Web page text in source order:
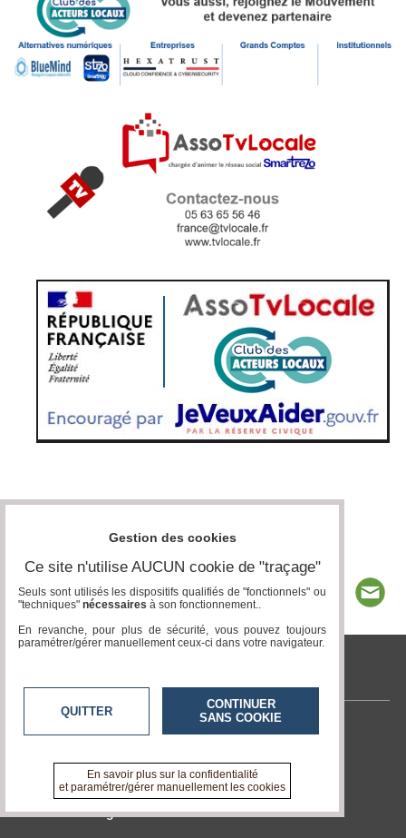
www.acteurs-locaux.fr
Contactez-nous
A propos de www.acteurs-locaux.fr
Devenir délégué
Gestion des cookies
Ce site n'utilise AUCUN cookie de "traçage"
Seuls sont utilisés les dispositifs qualifiés de "fonctionnels" ou
"techniques" nécessaires à son fonctionnement..
En revanche, pour plus de sécurité, vous pouvez toujours
paramétrer/gérer manuellement ceux-ci dans votre navigateur.
QUITTER
CONTINUER
SANS COOKIE
En savoir plus sur la confidentialité
et paramétrer/gérer manuellement les cookies